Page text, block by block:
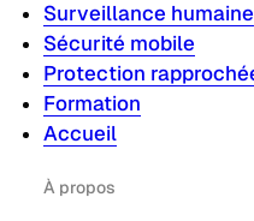
Surveillance humaine
Sécurité mobile
Protection
Formation
Accueil
À propos